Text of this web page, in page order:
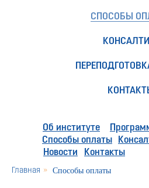
СПОСОБЫ
Об институте
Способы оплаты
Новости
Контакты
Главная » Способы оплаты